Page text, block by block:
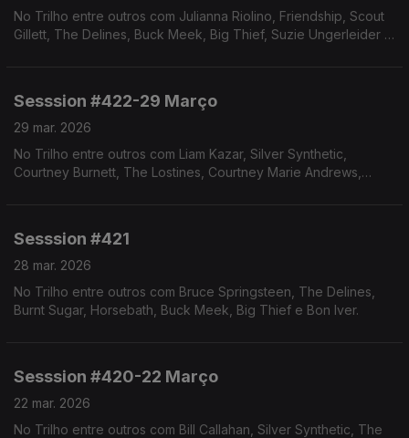
No Trilho entre outros com Julianna Riolino, Friendship, Scout
Gillett, The Delines, Buck Meek, Big Thief, Suzie Ungerleider e
Sesssion #422-29 Março
29 mar. 2026
No Trilho entre outros com Liam Kazar, Silver Synthetic,
Courtney Burnett, The Lostines, Courtney Marie Andrews,
Sesssion #421
28 mar. 2026
No Trilho entre outros com Bruce Springsteen, The Delines,
Burnt Sugar, Horsebath, Buck Meek, Big Thief e Bon Iver.
Sesssion #420-22 Março
22 mar. 2026
No Trilho entre outros com Bill Callahan, Silver Synthetic, The